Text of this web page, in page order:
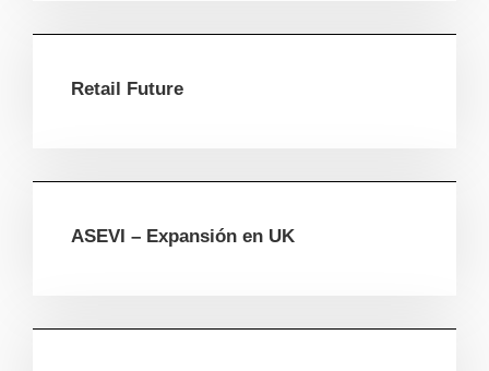
Retail Future
ASEVI – Expansión en UK